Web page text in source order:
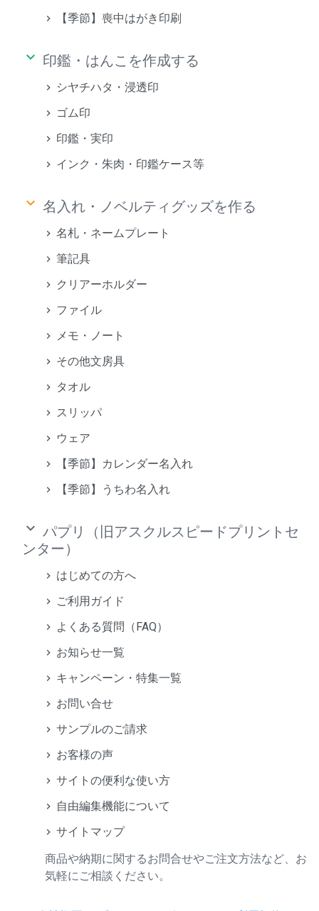
【季節】喪中はがき印刷
keyboard_arrow_down 印鑑・はんこを作成する
シヤチハタ・浸透印
ゴム印
印鑑・実印
インク・朱肉・印鑑ケース等
keyboard_arrow_down 名入れ・ノベルティグッズを作る
名札・ネームプレート
筆記具
クリアーホルダー
ファイル
メモ・ノート
その他文房具
タオル
スリッパ
ウェア
【季節】カレンダー名入れ
【季節】うちわ名入れ
keyboard_arrow_down パプリ（旧アスクルスピードプリントセ
ンター）
はじめての方へ
ご利用ガイド
よくある質問（FAQ）
お知らせ一覧
キャンペーン・特集一覧
お問い合せ
サンプルのご請求
お客様の声
サイトの便利な使い方
自由編集機能について
サイトマップ
商品や納期に関するお問合せやご注文方法など、お
気軽にご相談ください。